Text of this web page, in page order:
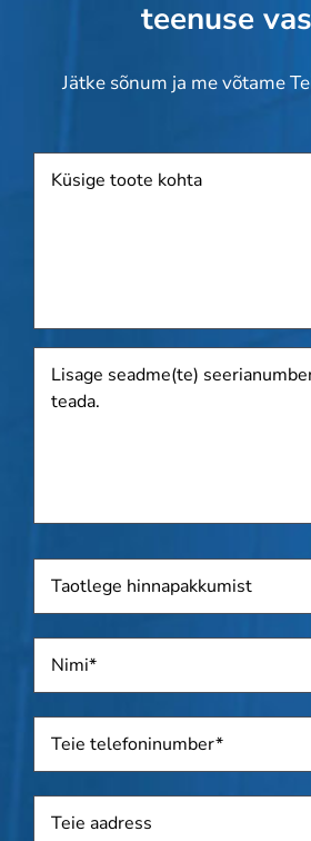
teenuse
Jätke sõnum ja me võtame
seadme(te)
seerianumber,
hinnapakkumist
Nimi *
Telefon *
Aadress